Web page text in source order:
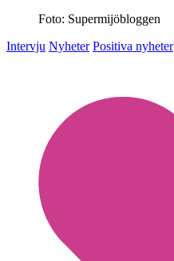
Foto: Supermijöbloggen
Intervju Nyheter Positiva nyheter